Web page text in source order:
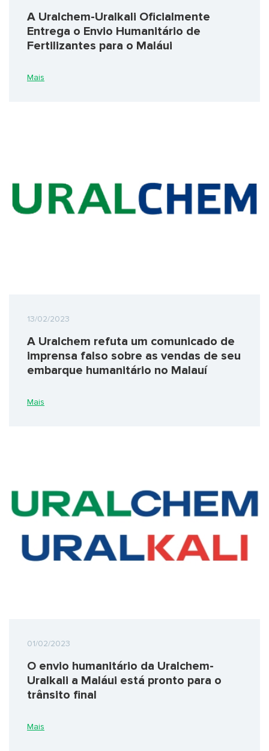
A Uralchem-Uralkali Oficialmente
Entrega o Envio Humanitário de
Fertilizantes para o Maláui
Mais
13/02/2023
A Uralchem refuta um comunicado de
imprensa falso sobre as vendas de seu
embarque humanitário no Malauí
Mais
01/02/2023
O envio humanitário da Uralchem-
Uralkali a Maláui está pronto para o
trânsito final
Mais